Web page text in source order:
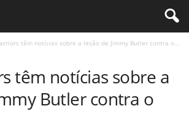
têm notícias sobre a lesão de Jimmy Butler contra o...
têm notícias sobre a
Butler contra o